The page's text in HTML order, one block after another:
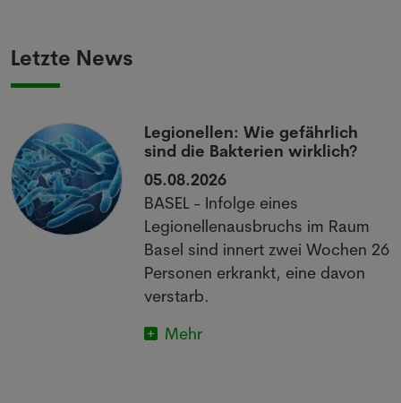
Letzte News
Legionellen: Wie gefährlich
sind die Bakterien wirklich?
05.08.2026
BASEL - Infolge eines
Legionellenausbruchs im Raum
Basel sind innert zwei Wochen 26
Personen erkrankt, eine davon
verstarb.
Mehr